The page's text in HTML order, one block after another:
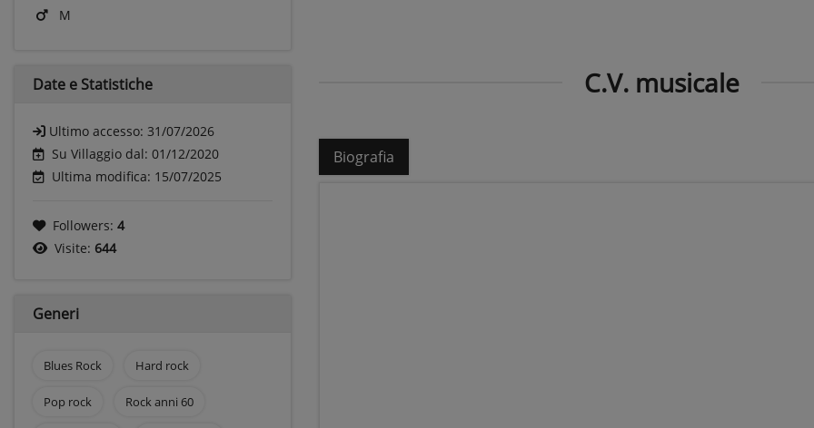
M
Date e Statistiche
Ultimo accesso: 31/07/2026
Su Villaggio dal: 01/12/2020
Ultima modifica: 15/07/2025
Followers: 4
Visite: 644
Generi
Blues Rock Hard rock
Pop rock Rock anni 60
C.V. musicale
Biografia